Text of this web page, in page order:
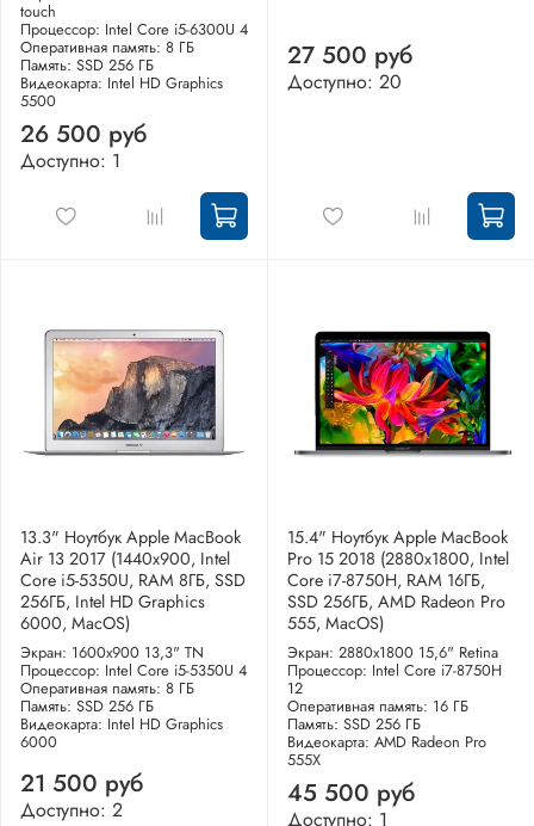
touch
Процессор: Intel Core i5-6300U 4
Оперативная память: 8 ГБ
Память: SSD 256 ГБ
Видеокарта: Intel HD Graphics
5500
26 500 руб
Доступно: 1
27 500 руб
Доступно: 20
13.3" Ноутбук Apple MacBook
Air 13 2017 (1440x900, Intel
Core i5-5350U, RAM 8ГБ, SSD
256ГБ, Intel HD Graphics
6000, MacOS)
Экран: 1600x900 13,3" TN
Процессор: Intel Core i5-5350U 4
Оперативная память: 8 ГБ
Память: SSD 256 ГБ
Видеокарта: Intel HD Graphics
6000
21 500 руб
Доступно: 2
15.4" Ноутбук Apple MacBook
Pro 15 2018 (2880x1800, Intel
Core i7-8750H, RAM 16ГБ,
SSD 256ГБ, AMD Radeon Pro
555, MacOS)
Экран: 2880x1800 15,6" Retina
Процессор: Intel Core i7-8750H
12
Оперативная память: 16 ГБ
Память: SSD 256 ГБ
Видеокарта: AMD Radeon Pro
555X
45 500 руб
Доступно: 1